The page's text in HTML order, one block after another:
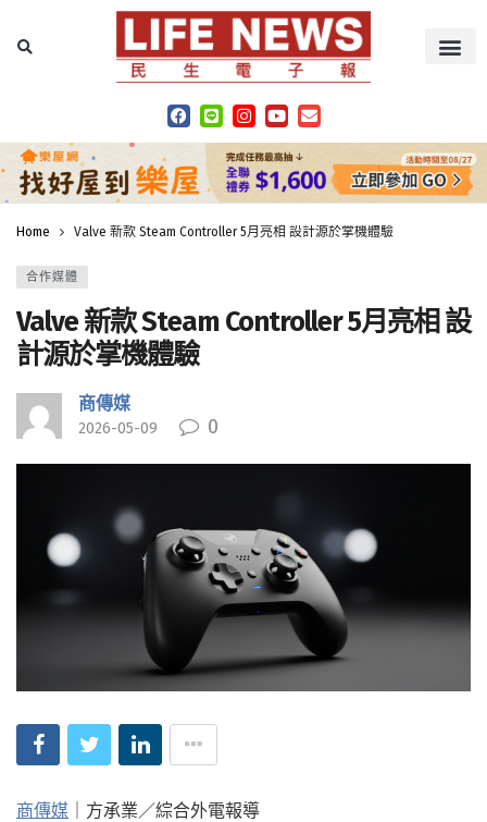
Home Valve 新款 Steam Controller 5月亮相 設計源於掌機體驗
合作媒體
Valve 新款 Steam Controller 5月亮相 設
計源於掌機體驗
商傳媒
2026-05-09 0
商傳媒 ｜方承業／綜合外電報導